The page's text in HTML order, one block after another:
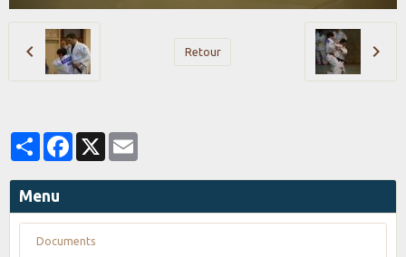
Retour
PartagerFacebook
Menu
Documents